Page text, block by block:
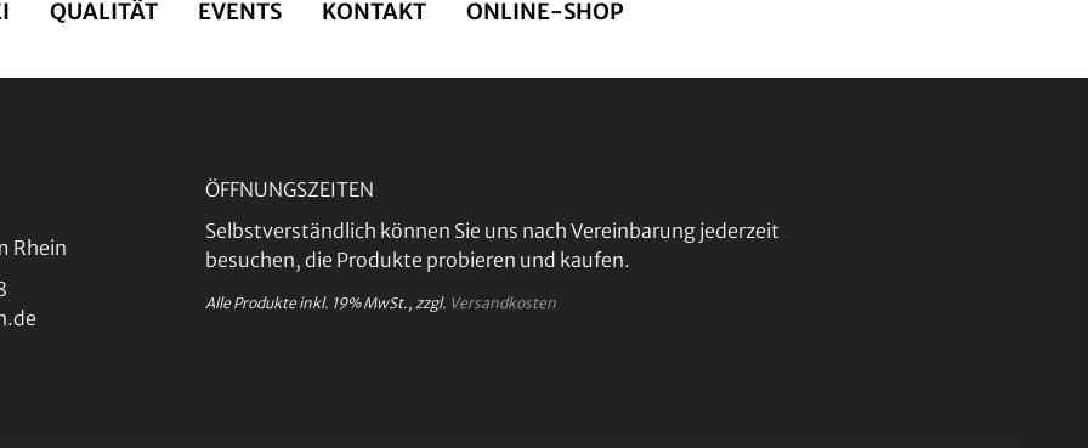
QUALITÄT EVENTS KONTAKT ONLINE-SHOP
Rhein
ÖFFNUNGSZEITEN
Selbstverständlich können Sie uns nach Vereinbarung jederzeit
besuchen, die Produkte probieren und kaufen.
Alle Produkte inkl. 19% MwSt., zzgl. Versandkosten